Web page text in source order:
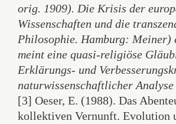
orig. 1909). Die Krisis der
Wissenschaften und die
Philosophie. Hamburg:
meint eine quasi-religiöse
Erklärungs- und
naturwissenschaftlicher Analyse
[3] Oeser, E. (1988). Das
kollektiven Vernunft. Evolution